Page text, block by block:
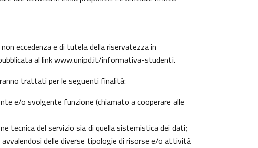
eccedenza e di tutela della riservatezza in
al linkwww.unipd.it/informativa-studenti.
trattati per le seguenti finalità:
e/o svolgente funzione (chiamato a cooperare alle
tecnica del servizio sia di quella sistemistica dei dati;
delle diverse tipologie di risorse e/o attività